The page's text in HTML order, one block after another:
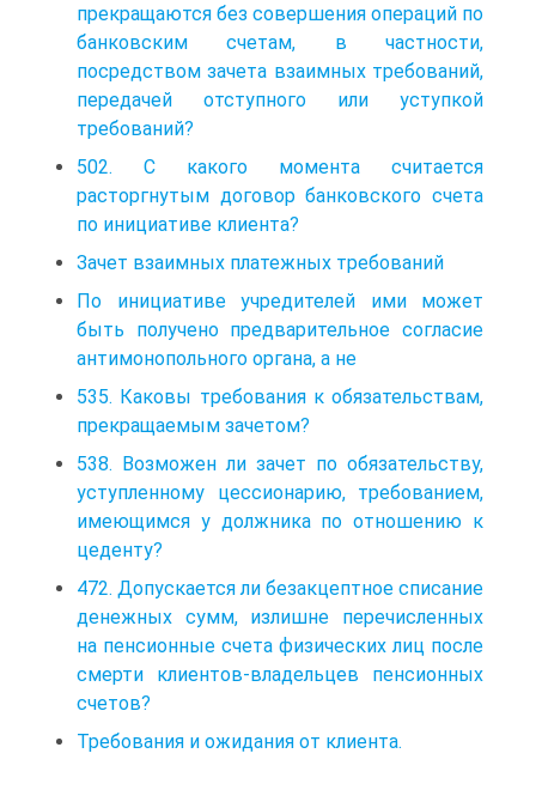
прекращаются без совершения операций по
банковским счетам, в частности,
посредством зачета взаимных требований,
передачей отступного или уступкой
требований?
502. С какого момента считается
расторгнутым договор банковского счета
по инициативе клиента?
Зачет взаимных платежных требований
По инициативе учредителей ими может
быть получено предварительное согласие
антимонопольного органа, а не
535. Каковы требования к обязательствам,
прекращаемым зачетом?
538. Возможен ли зачет по обязательству,
уступленному цессионарию, требованием,
имеющимся у должника по отношению к
цеденту?
472. Допускается ли безакцептное списание
денежных сумм, излишне перечисленных
на пенсионные счета физических лиц после
смерти клиентов-владельцев пенсионных
счетов?
Требования и ожидания от клиента.